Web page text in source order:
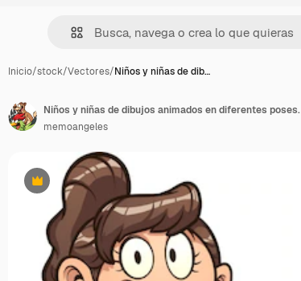
Inicio/stock/Vectores/Niños y niñas de dib…
Premium
Niños y niñas de dibujos animados en diferentes poses.
memoangeles